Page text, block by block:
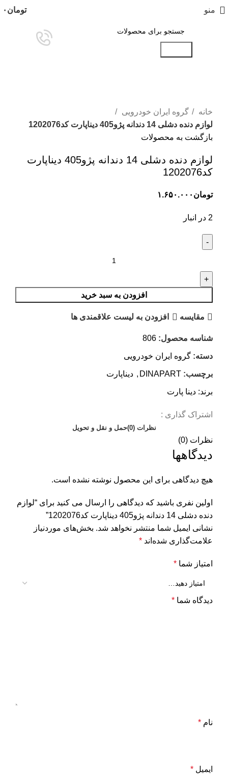
منو تومان ۰
خانه
گروه ایران خودرویی
لوازم دنده دشلی 14 دندانه پژو405 دیناپارت کد1202076
بازگشت به محصولات
لوازم دنده دشلی 14 دندانه پژو405 دیناپارت
کد1202076
تومان ۱.۶۵۰.۰۰۰
2 در انبار
افزودن به سبد خرید
مقایسه افزودن به لیست علاقمندی ها
شناسه محصول: 806
دسته: گروه ایران خودرویی
برچسب: DINAPART
, دیناپارت
برند: دینا پارت
اشتراک گذاری :
نظرات (0) حمل و نقل و تحویل
نظرات (0)
دیدگاهها
هیچ دیدگاهی برای این محصول نوشته نشده است.
اولین نفری باشید که دیدگاهی را ارسال می کنید برای “لوازم
دنده دشلی 14 دندانه پژو405 دیناپارت کد1202076”
نشانی ایمیل شما منتشر نخواهد شد. بخش‌های موردنیاز
علامت‌گذاری شده‌اند *
امتیاز شما *
دیدگاه شما *
نام *
ایمیل *